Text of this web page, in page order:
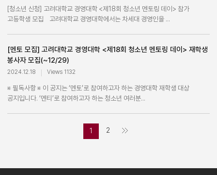
[청소년 신청] 고려대학교 경영대학 <제18회 청소년 멘토링 데이> 참가
고등학생 모집 고려대학교 경영대학에서는 차세대 경영인을 ...
[멘토 모집] 고려대학교 경영대학 <제18회 청소년 멘토링 데이> 재학생
봉사자 모집(~12/29)
2024.12.18 Views 1132
※ 필독사항 ※ 이 공지는 ‘멘토’로 참여하고자 하는 경영대학 재학생 대상
공지입니다. ‘멘티’로 참여하고자 하는 청소년 여러분...
1 2